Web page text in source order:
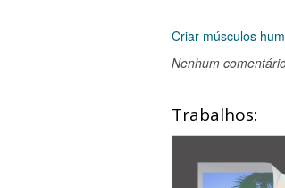
Criar músculos
Nenhum
Trabalhos: